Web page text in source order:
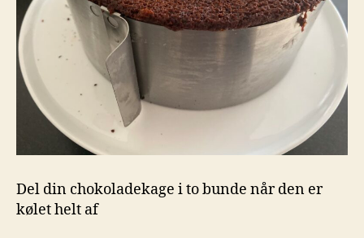
Del din chokoladekage i to bunde når den er
kølet helt af